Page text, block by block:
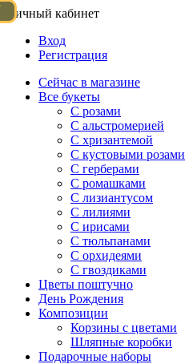
Личный кабинет
Вход
Регистрация
Сейчас в магазине
Все букеты
C розами
С альстромерией
С хризантемой
С кустовыми розами
С герберами
С ромашками
С лизиантусом
С лилиями
С ирисами
С тюльпанами
С орхидеями
С гвоздиками
Цветы поштучно
День Рождения
Композиции
Корзины с цветами
Шляпные коробки
Подарочные наборы